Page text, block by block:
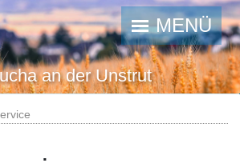
an der Unstrut
MENÜ